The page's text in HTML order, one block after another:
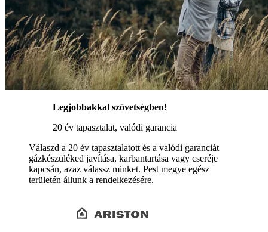
Legjobbakkal szövetségben!
20 év tapasztalat, valódi garancia
Válaszd a 20 év tapasztalatott és a valódi garanciát
gázkészüléked javítása, karbantartása vagy cseréje
kapcsán, azaz válassz minket. Pest megye egész
területén állunk a rendelkezésére.